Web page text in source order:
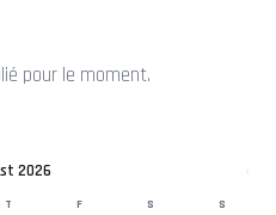
pour le moment.
2026
T F S S